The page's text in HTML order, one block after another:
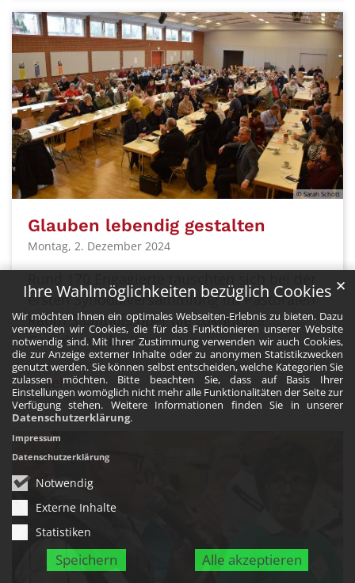
Ihre Wahlmöglichkeiten bezüglich Cookies
Wir möchten Ihnen ein optimales Webseiten-Erlebnis zu bieten. Dazu
verwenden wir Cookies, die für das Funktionieren unserer Website
notwendig sind. Mit Ihrer Zustimmung verwenden wir auch Cookies,
die zur Anzeige externer Inhalte oder zu anonymen Statistikzwecken
genutzt werden. Sie können selbst entscheiden, welche Kategorien Sie
zulassen möchten. Bitte beachten Sie, dass auf Basis Ihrer
Einstellungen womöglich nicht mehr alle Funktionalitäten der Seite zur
Verfügung stehen. Weitere Informationen finden Sie in unserer
Datenschutzerklärung.
Notwendig
Externe Inhalte
Statistiken
Speichern Alle akzeptieren
✕
Impressum
Datenschutzerklärung
© Sarah Schött
Glauben lebendig gestalten
Montag, 2. Dezember 2024
ersten Synodalversammlung im Pastoralen
Raum Saarlouis über die zukünftige
Gestaltung der Kirche aus.
Mehr